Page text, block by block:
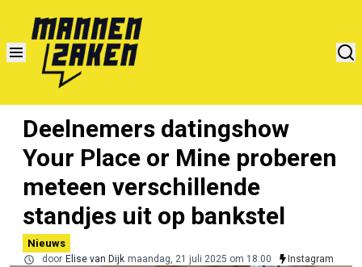
Deelnemers datingshow
Your Place or Mine proberen
meteen verschillende
standjes uit op bankstel
Nieuws
door Elise van Dijk maandag, 21 juli 2025 om 18:00 Instagram